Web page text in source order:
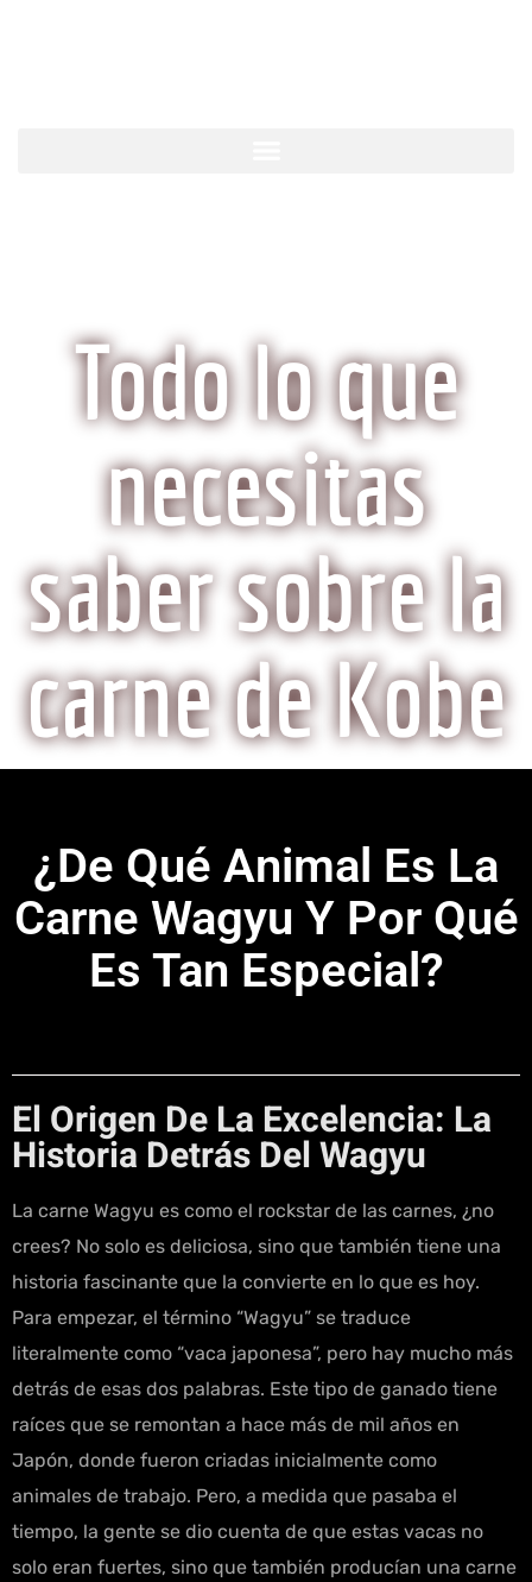
Todo lo que
necesitas
saber sobre la
carne de Kobe
¿De Qué Animal Es La
Carne Wagyu Y Por Qué
Es Tan Especial?
El Origen De La Excelencia: La
Historia Detrás Del Wagyu
La carne Wagyu es como el rockstar de las carnes, ¿no
crees? No solo es deliciosa, sino que también tiene una
historia fascinante que la convierte en lo que es hoy.
Para empezar, el término “Wagyu” se traduce
literalmente como “vaca japonesa”, pero hay mucho más
detrás de esas dos palabras. Este tipo de ganado tiene
raíces que se remontan a hace más de mil años en
Japón, donde fueron criadas inicialmente como
animales de trabajo. Pero, a medida que pasaba el
tiempo, la gente se dio cuenta de que estas vacas no
solo eran fuertes, sino que también producían una carne